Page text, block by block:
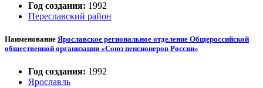
Год создания: 1992
Переславский район
Наименование Ярославское региональное отделение Общероссийской
общественной организации «Союз пенсионеров России»
Год создания: 1992
Ярославль